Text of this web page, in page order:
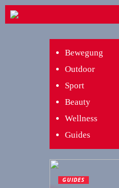
Bewegung
Outdoor
Sport
Beauty
Wellness
Guides
GUIDES